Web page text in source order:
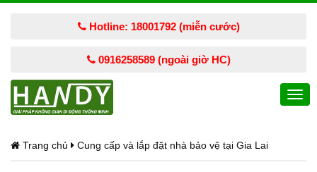
Hotline: 18001792 (miễn cước)
0916258589 (ngoài giờ HC)
Trang chủ Cung cấp và lắp đặt nhà bảo vệ tại Gia Lai